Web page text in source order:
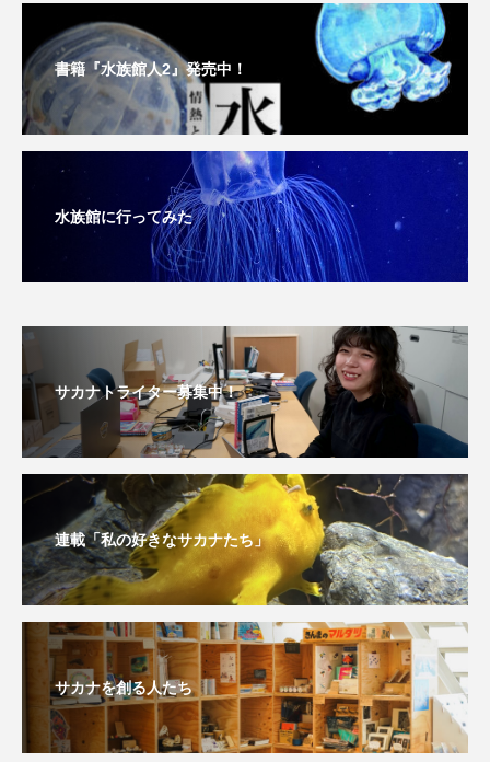
私の好きなサカナたち 絶滅危惧種
絶滅種 繁殖 繫殖 美ら海水族館
美容 群馬県 耳石 脊索動物
自然保護 自由研究
葛西臨海公園 葛西臨海水族園 藻場
論文 貝 賀露かにっこ館
資源 赤潮 足摺海洋館SATOUMI
軟体動物 軟骨魚類 近畿大学
郷土料理 酒 鑑賞魚
長崎ペンギン水族館 開発 雑貨 雷魚
青森県 頭足類 食中毒 食文化
飼育 骨 高知県 魚介類 魚卵
魚拓 魚食 鯛の鯛 鯨類
書籍『水族館人2』発売中！
水族館に行ってみた
サカナトライター募集中！
連載「私の好きなサカナたち」
サカナを創る人たち